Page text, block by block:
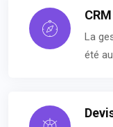
CRM
La
été